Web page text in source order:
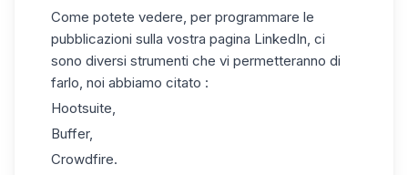
Come potete vedere, per programmare le
pubblicazioni sulla vostra pagina LinkedIn, ci
sono diversi strumenti che vi permetteranno di
farlo, noi abbiamo citato :
Hootsuite,
Buffer,
Crowdfire.